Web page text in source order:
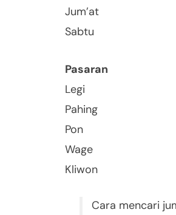
Jum’at
Sabtu
Pasaran
Legi
Pahing
Pon
Wage
Kliwon
Cara mencari